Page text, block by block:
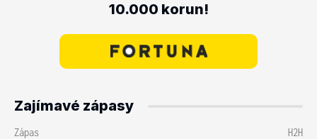
10.000 korun!
Zajímavé zápasy
Zápas
H2H